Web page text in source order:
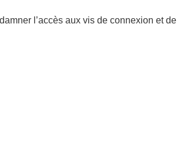
l’accès aux vis de connexion et de